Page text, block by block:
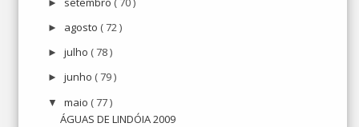
►
► agosto ( 72 )
► julho ( 78 )
► junho ( 79 )
▼ maio ( 77 )
ÁGUAS DE LINDÓIA 2009